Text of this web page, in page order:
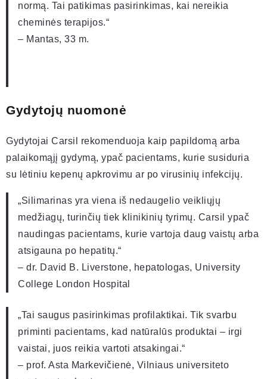
normą. Tai patikimas pasirinkimas, kai nereikia
cheminės terapijos.“
– Mantas, 33 m.
Gydytojų nuomonė
Gydytojai Carsil rekomenduoja kaip papildomą arba
palaikomąjį gydymą, ypač pacientams, kurie susiduria
su lėtiniu kepenų apkrovimu ar po virusinių infekcijų.
„Silimarinas yra viena iš nedaugelio veikliųjų
medžiagų, turinčių tiek klinikinių tyrimų. Carsil ypač
naudingas pacientams, kurie vartoja daug vaistų arba
atsigauna po hepatitų.“
– dr. David B. Liverstone, hepatologas, University
College London Hospital
„Tai saugus pasirinkimas profilaktikai. Tik svarbu
priminti pacientams, kad natūralūs produktai – irgi
vaistai, juos reikia vartoti atsakingai.“
– prof. Asta Markevičienė, Vilniaus universiteto